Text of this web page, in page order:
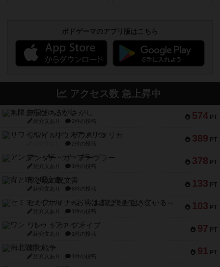
ボドゲーマのアプリ版はこちら
アクセス数 急上昇中
574 PT
無限まちがいさがし
紹介文あり 2件の投稿
389 PT
リワイルド：サウスアメリカ
2件の投稿
378 PT
アンダー・ザ・テーブラー
紹介文あり 1件の投稿
133 PT
宵と暁の呪文書
紹介文あり 8件の投稿
103 PT
セミファイナル ～お前はまだ生きている～
紹介文あり 1件の投稿
97 PT
ワン・トゥ・ファイブ
紹介文あり 1件の投稿
91 PT
南北戦争
紹介文あり 1件の投稿